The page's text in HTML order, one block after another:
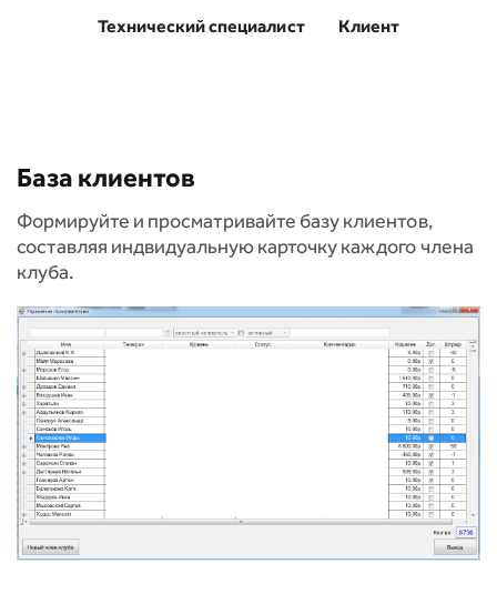
Технический специалист Клиент
База клиентов
Формируйте и просматривайте базу клиентов,
составляя индвидуальную карточку каждого члена
клуба.